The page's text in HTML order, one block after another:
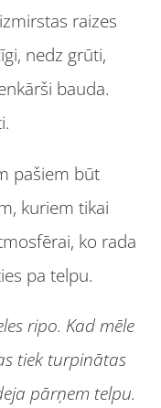
raizes
nedz grūti,
bauda.
pašiem būt
kuriem tikai
ko rada
pa telpu.
ripo. Kad mēle
tiek turpinātas
pārņem telpu.